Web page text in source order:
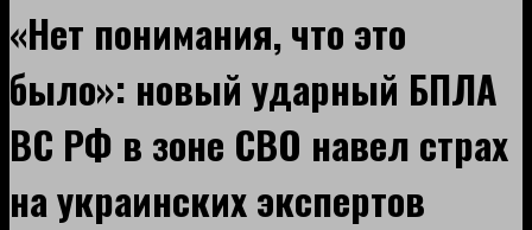
«Нет понимания, что это
было»: новый ударный БПЛА
ВС РФ в зоне СВО навел страх
на украинских экспертов